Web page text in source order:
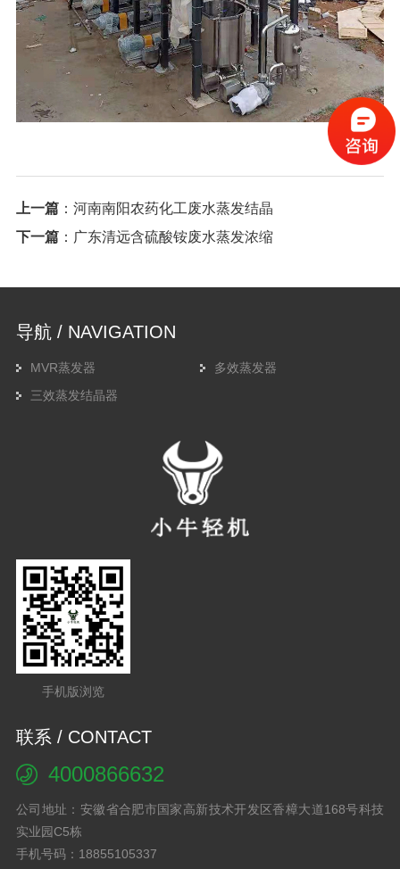
上一篇： 河南南阳农药化工废水蒸发结晶
下一篇： 广东清远含硫酸铵废水蒸发浓缩
导航 / NAVIGATION
MVR蒸发器
多效蒸发器
三效蒸发结晶器
手机版浏览
联系 / CONTACT
4000866632
公司地址：安徽省合肥市国家高新技术开发区香樟大道168号科技
实业园C5栋
手机号码：18855105337